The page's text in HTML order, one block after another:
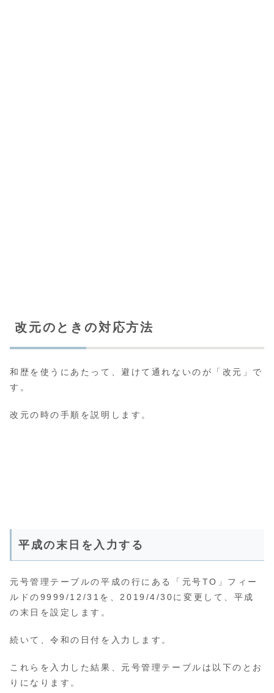
改元のときの対応方法
和歴を使うにあたって、避けて通れないのが「改元」で
す。
改元の時の手順を説明します。
平成の末日を入力する
元号管理テーブルの平成の行にある「元号TO」フィー
ルドの9999/12/31を、2019/4/30に変更して、平成
の末日を設定します。
続いて、令和の日付を入力します。
これらを入力した結果、元号管理テーブルは以下のとお
りになります。